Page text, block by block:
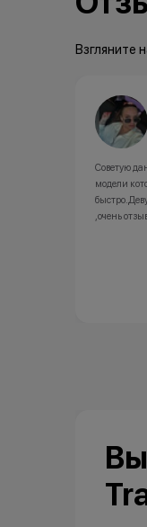
Взгляните
Советую
модели
,очень